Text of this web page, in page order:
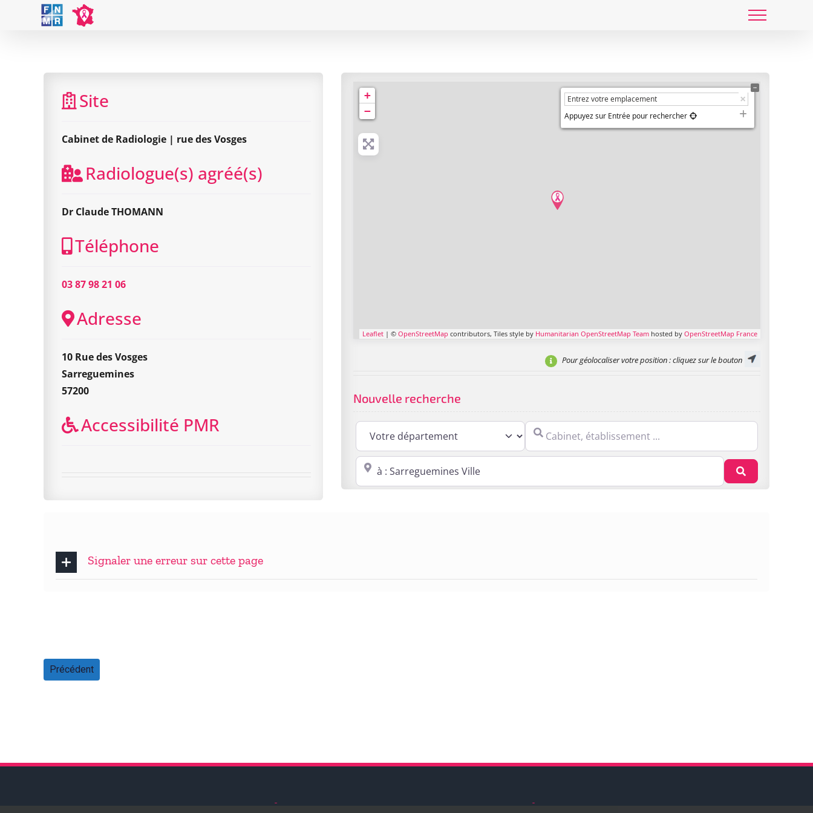
Site
Cabinet de Radiologie | rue des Vosges
Radiologue(s) agréé(s)
Dr Claude THOMANN
Téléphone
03 87 98 21 06
Adresse
10 Rue des Vosges
Sarreguemines
57200
Accessibilité PMR
+
−
Appuyez sur Entrée pour rechercher
Leaflet | © OpenStreetMap contributors, Tiles style by Humanitarian OpenStreetMap Team hosted by OpenStreetMap France
Pour géolocaliser votre position: cliquez sur le bouton
Nouvelle recherche
Cabinet, établissement ...
Proche de : ville, cp, lieu ... Recherche
Signaler une erreur sur cette page
Précédent